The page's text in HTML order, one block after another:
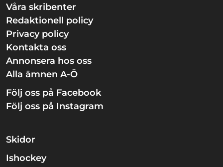
Våra skribenter
Redaktionell policy
Privacy policy
Kontakta oss
Annonsera hos oss
Alla ämnen A-Ö
Följ oss på Facebook
Följ oss på Instagram
Skidor
Ishockey